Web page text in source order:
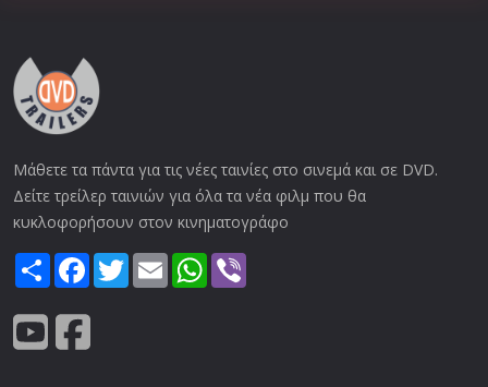
Μάθετε τα πάντα για τις νέες ταινίες στο σινεμά και σε DVD.
Δείτε τρείλερ ταινιών για όλα τα νέα φιλμ που θα
κυκλοφορήσουν στον κινηματογράφο
ShareFacebook
TwitterEmail WhatsApp